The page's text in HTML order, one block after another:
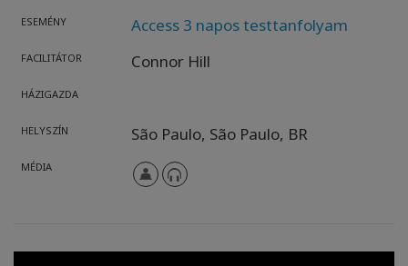
ESEMÉNY Access 3 napos testtanfolyam
FACILITÁTOR Connor Hill
HÁZIGAZDA
HELYSZÍN São Paulo, São Paulo, BR
MÉDIA